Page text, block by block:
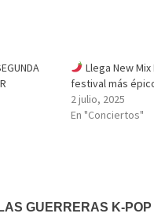
Llega New
festival más
2 julio, 2025
En "Conciertos"
LAS GUERRERAS K-